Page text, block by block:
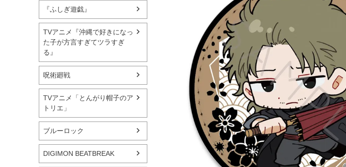
『ふしぎ遊戯』
TVアニメ『沖縄で好きになっ
た子が方言すぎてツラすぎ
る』
呪術廻戦
TVアニメ「とんがり帽子のア
トリエ」
ブルーロック
DIGIMON BEATBREAK